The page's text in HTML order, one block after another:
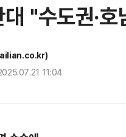
"수도권·
11:04